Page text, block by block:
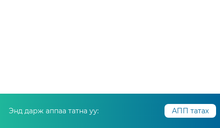
Энд дарж аппаа татна уу: АПП татах